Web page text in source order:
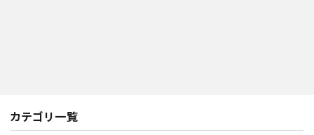
カテゴリ一覧